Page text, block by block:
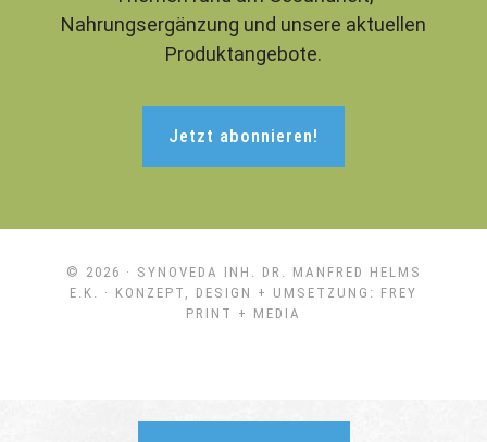
Nahrungsergänzung und unsere aktuellen
Produktangebote.
Jetzt abonnieren!
© 2026 · SYNOVEDA INH. DR. MANFRED HELMS
E.K.
· KONZEPT, DESIGN + UMSETZUNG: FREY
PRINT + MEDIA